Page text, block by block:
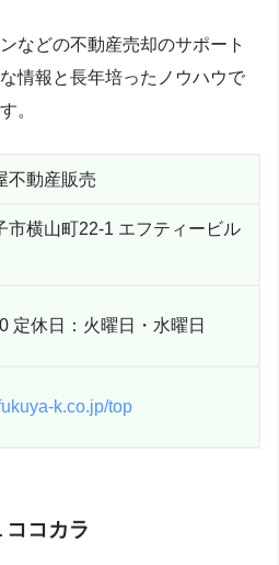
などの不動産売却のサポート
情報と長年培ったノウハウで
。
不動産販売
市横山町22-1 エフティービル
定休日：火曜日・水曜日
k.co.jp/top
コカラ